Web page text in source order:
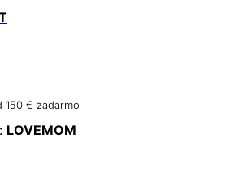
150 € zadarmo
LOVEMOM